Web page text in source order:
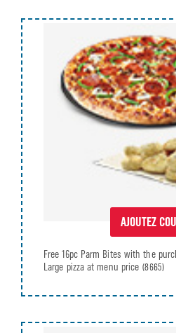
AJOUTEZ
Free 16pc Parm Bites with the
Large pizza at menu price (8665)